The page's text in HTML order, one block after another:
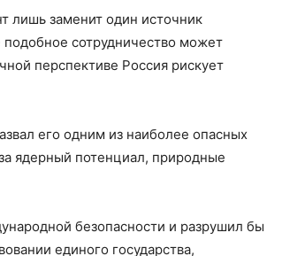
лишь заменит один источник
сотрудничество может
перспективе Россия рискует
его одним из наиболее опасных
ядерный потенциал, природные
безопасности и разрушил бы
единого государства,